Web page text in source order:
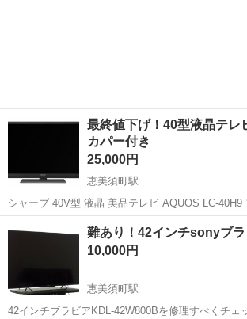
最終値下げ！40型液晶テレ
カパー付き
25,000円
恵美須町駅
シャープ 40V型 液晶 美品テレビ AQUOS LC-40H9
2013年モデルスカパー観れます。 現行品並の超省電力95ワット！！今
年発売のテレビでも100超えが普通にありますので
大阪市 恵美須町駅 シャ
難あり！42インチsonyブラ
10,000円
恵美須町駅
42インチブラビアKDL-42W800Bを修理すべくチェ